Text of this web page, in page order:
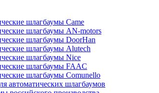
шлагбаумы Came
шлагбаумы AN-motors
шлагбаумы DoorHan
шлагбаумы Alutech
шлагбаумы Nice
шлагбаумы FAAC
шлагбаумы Comunello
автоматических шлагбаумов